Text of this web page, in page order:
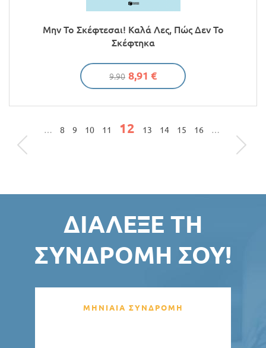
Μην Το Σκέφτεσαι! Καλά Λες, Πώς Δεν Το
Σκέφτηκα
9.90 8,91 €
ΣΕΛΊΔΕΣ
… 8 9 10 11 12 13 14 15 16 …
ΔΙΆΛΕΞΕ ΤΗ
ΣΥΝΔΡΟΜΉ ΣΟΥ!
ΜΗΝΙΑΙΑ ΣΥΝΔΡΟΜΗ